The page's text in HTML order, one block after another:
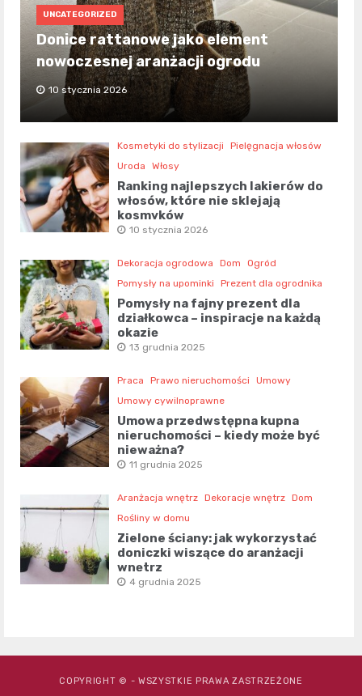
UNCATEGORIZED
Donice rattanowe jako element
nowoczesnej aranżacji ogrodu
10 stycznia 2026
Kosmetyki do stylizacji
Pielęgnacja włosów
Uroda
Włosy
Ranking najlepszych lakierów do
włosów, które nie sklejają
kosmyków
10 stycznia 2026
Dekoracja ogrodowa Dom
Ogród
Pomysły na upominki
Prezent dla ogrodnika
Pomysły na fajny prezent dla
działkowca – inspiracje na każdą
okazję
13 grudnia 2025
Praca Prawo nieruchomości
Umowy
Umowy cywilnoprawne
Umowa przedwstępna kupna
nieruchomości – kiedy może być
nieważna?
11 grudnia 2025
Aranżacja wnętrz Dekoracje wnętrz Dom
Rośliny w domu
Zielone ściany: jak wykorzystać
doniczki wiszące do aranżacji
wnętrz
4 grudnia 2025
COPYRIGHT © - WSZYSTKIE PRAWA ZASTRZEŻONE